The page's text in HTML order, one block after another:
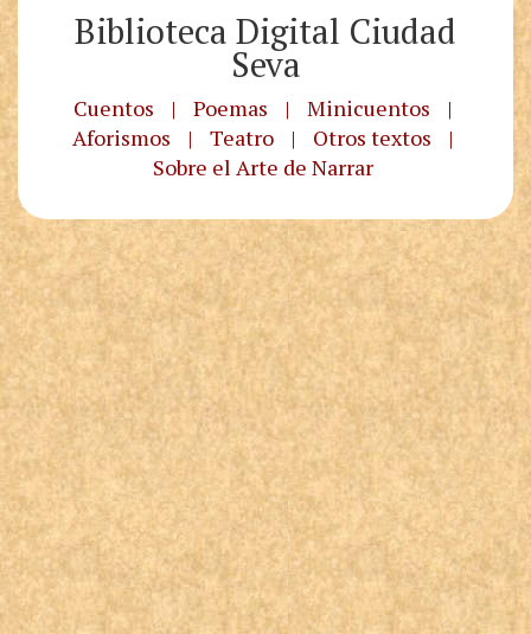
Biblioteca Digital Ciudad
Seva
Cuentos | Poemas | Minicuentos
|
Aforismos
| Teatro | Otros textos
|
Sobre el Arte de Narrar